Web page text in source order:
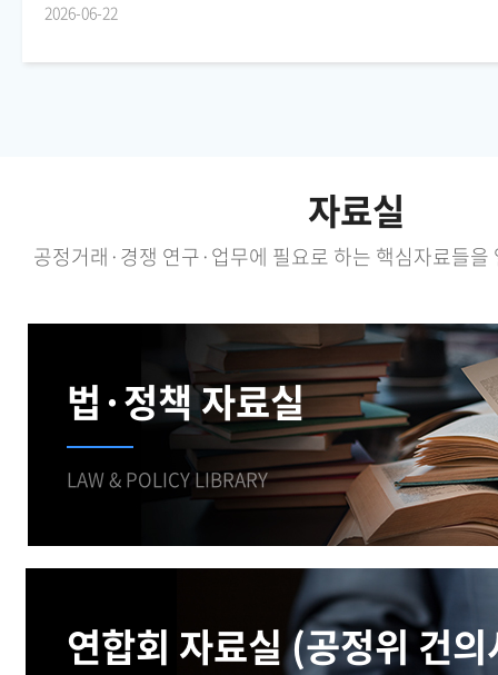
2026-06-22
자료실
공정거래·경쟁 연구·업무에 필요로 하는 핵심자료들
법·정책 자료실
LAW & POLICY LIBRARY
연합회 자료실 (공정위 건